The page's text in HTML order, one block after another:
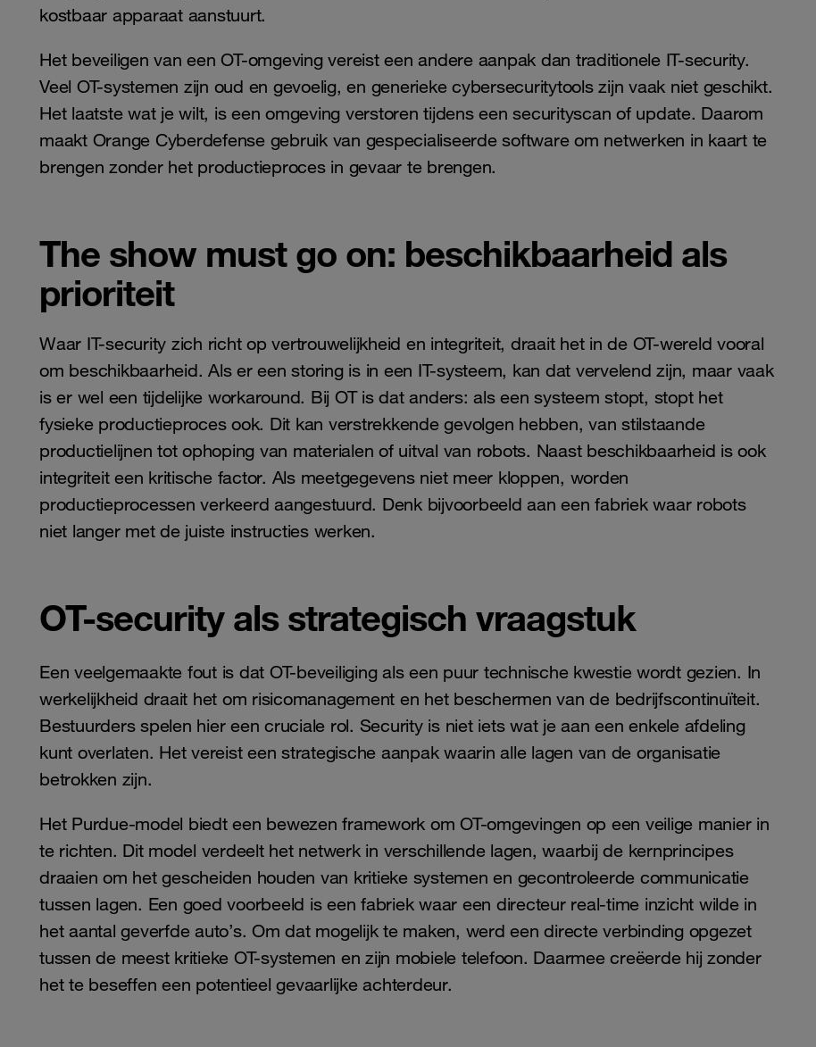
kostbaar apparaat aanstuurt.
Het beveiligen van een OT-omgeving vereist een andere aanpak dan traditionele IT-security.
Veel OT-systemen zijn oud en gevoelig, en generieke cybersecuritytools zijn vaak niet geschikt.
Het laatste wat je wilt, is een omgeving verstoren tijdens een securityscan of update. Daarom
maakt Orange Cyberdefense gebruik van gespecialiseerde software om netwerken in kaart te
brengen zonder het productieproces in gevaar te brengen.
The show must go on: beschikbaarheid als
prioriteit
Waar IT-security zich richt op vertrouwelijkheid en integriteit, draait het in de OT-wereld vooral
om beschikbaarheid. Als er een storing is in een IT-systeem, kan dat vervelend zijn, maar vaak
is er wel een tijdelijke workaround. Bij OT is dat anders: als een systeem stopt, stopt het
fysieke productieproces ook. Dit kan verstrekkende gevolgen hebben, van stilstaande
productielijnen tot ophoping van materialen of uitval van robots. Naast beschikbaarheid is ook
integriteit een kritische factor. Als meetgegevens niet meer kloppen, worden
productieprocessen verkeerd aangestuurd. Denk bijvoorbeeld aan een fabriek waar robots
niet langer met de juiste instructies werken.
OT-security als strategisch vraagstuk
Een veelgemaakte fout is dat OT-beveiliging als een puur technische kwestie wordt gezien. In
werkelijkheid draait het om risicomanagement en het beschermen van de bedrijfscontinuïteit.
Bestuurders spelen hier een cruciale rol. Security is niet iets wat je aan een enkele afdeling
kunt overlaten. Het vereist een strategische aanpak waarin alle lagen van de organisatie
betrokken zijn.
Het Purdue-model biedt een bewezen framework om OT-omgevingen op een veilige manier in
te richten. Dit model verdeelt het netwerk in verschillende lagen, waarbij de kernprincipes
draaien om het gescheiden houden van kritieke systemen en gecontroleerde communicatie
tussen lagen. Een goed voorbeeld is een fabriek waar een directeur real-time inzicht wilde in
het aantal geverfde auto’s. Om dat mogelijk te maken, werd een directe verbinding opgezet
tussen de meest kritieke OT-systemen en zijn mobiele telefoon. Daarmee creëerde hij zonder
het te beseffen een potentieel gevaarlijke achterdeur.